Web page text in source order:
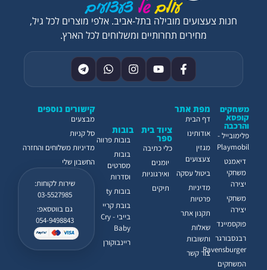
קישורים נוספים
מבצעים
סל קניות
מדיניות משלוחים והחזרה
החשבון שלי
שירות לקוחות:
03-5527985
גם בווטסאפ:
054-9498843
ציוד בית
ספר
כלי כתיבה
יומנים
ואירגוניות
תיקים
בובות
בובות פרווה
בובות
מסרטים
וסדרות
בובות ty
בובת קריי
בייבי - Cry
Baby
ריינבוקורן
משחקים
קופסא
והרכבה
פלימובייל -
Playmobil
דיאמנט
משחקי
יצירה
משחקי
יצירה
פוקסמיינד
רבנסבורגר
Ravensburger
המשחקים
מפת אתר
דף הבית
אודותינו
מגזין
צעצועים
ביטול עסקה
מדיניות
פרטיות
תקנון אתר
שאלות
ותשובות
צור קשר
חנות צעצועים מובילה בתל-אביב. אלפי מוצרים לכל גיל,
מחירים תחרותיים ומשלוחים לכל הארץ.